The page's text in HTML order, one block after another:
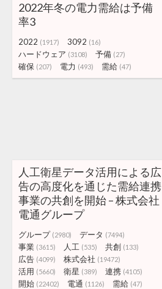
2022年冬の電力需給は予備
率3
2022 (1917) 3092 (16)
ハードウェア (3108) 予備 (27)
確保 (207) 電力 (493) 需給 (47)
人工衛星データ活用による広
告の高度化を通じた需給連携
事業の共創を開始 – 株式会社
電通グループ
グループ (2980) データ (7494)
事業 (3615) 人工 (535) 共創 (133)
広告 (4099) 株式会社 (19472)
活用 (5660) 衛星 (389) 連携 (4105)
開始 (22402) 電通 (1126) 需給 (47)